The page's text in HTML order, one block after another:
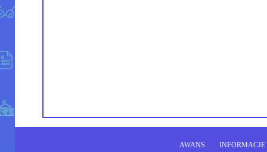
AWANS INFORMACJE